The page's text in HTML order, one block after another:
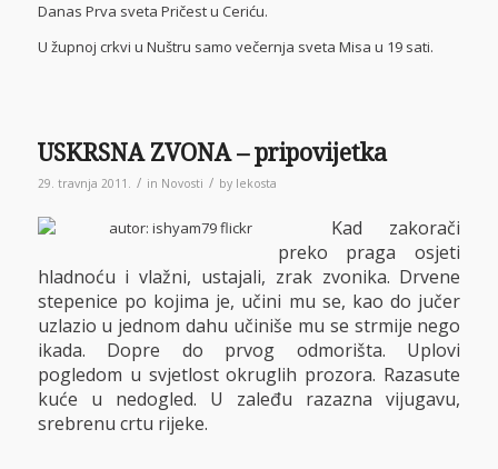
Danas Prva sveta Pričest u Ceriću.
U župnoj crkvi u Nuštru samo večernja sveta Misa u 19 sati.
USKRSNA ZVONA – pripovijetka
29. travnja 2011. / in Novosti / by lekosta
Kad zakorači
preko praga osjeti
hladnoću i vlažni, ustajali, zrak zvonika. Drvene
stepenice po kojima je, učini mu se, kao do jučer
uzlazio u jednom dahu učiniše mu se strmije nego
ikada. Dopre do prvog odmorišta. Uplovi
pogledom u svjetlost okruglih prozora. Razasute
kuće u nedogled. U zaleđu razazna vijugavu,
srebrenu crtu rijeke.